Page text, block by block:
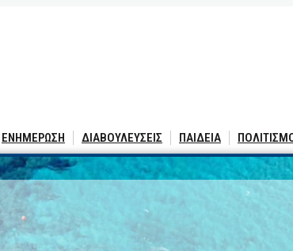
ΕΝΗΜΕΡΩΣΗ ΔΙΑΒΟΥΛΕΥΣΕΙΣ ΠΑΙΔΕΙΑ